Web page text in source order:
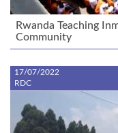
Rwanda Teaching
Community
17/07/2022
RDC